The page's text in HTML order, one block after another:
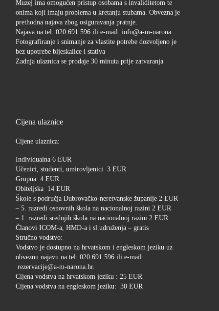
Muzej ima omogućen pristup osobama s invaliditetom te
onima koji imaju problema u kretanju stubama. Obvezna je
prethodna najava zbog osiguravanja pratnje.
Najava na tel. 020 691 596 ili e-mail: info@a-m-narona
Fotografiranje i snimanje za vlastite potrebe dozvoljeno je
bez upotrebe bljeskalice i stativa
Zadnja ulaznica se prodaje 30 minuta prije zatvaranja
Cijena ulaznice
Cijene ulaznica:
Individualna 6 EUR
Učenici, studenti, umirovljenici 3 EUR
Grupna 4 EUR
Obiteljska 14 EUR
Škole s područja Dubrovačko-neretvanske županije 2 EUR
– 5. razredi osnovnih škola na nacionalnoj razini 2 EUR
– 1. razredi srednjih škola na nacionalnoj razini 2 EUR
Članovi ICOM-a, HMD-a i sl.udruženja – gratis
Stručno vodstvo:
Vodstvo je dostupno na hrvatskom i engleskom jeziku uz
obveznu najavu na tel: 020 691 596 ili e-mail:
rezervacije@a-m-narona.hr.
Cijena vodstva na hrvatskom jeziku : 25 EUR
Cijena vodstva na engleskom jeziku: 30 EUR